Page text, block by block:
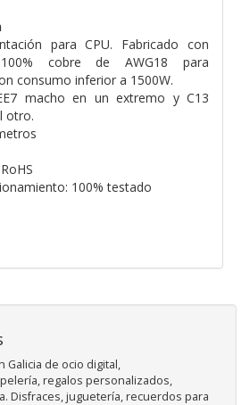
para CPU. Fabricado con
cobre de AWG18 para
consumo inferior a 1500W.
macho en un extremo y C13
otro.
100% testado
Galicia de ocio digital,
regalos personalizados,
Disfraces, juguetería, recuerdos para